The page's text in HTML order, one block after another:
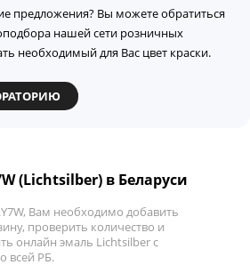
предложения? Вы можете обратиться
нашей сети розничных
необходимый для Вас цвет краски.
(Lichtsilber) в Беларуси
Вам необходимо добавить
проверить количество и
онлайн эмаль Lichtsilber с
всей РБ.